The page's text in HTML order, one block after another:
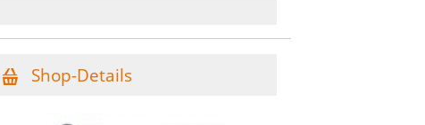
Shop-Details